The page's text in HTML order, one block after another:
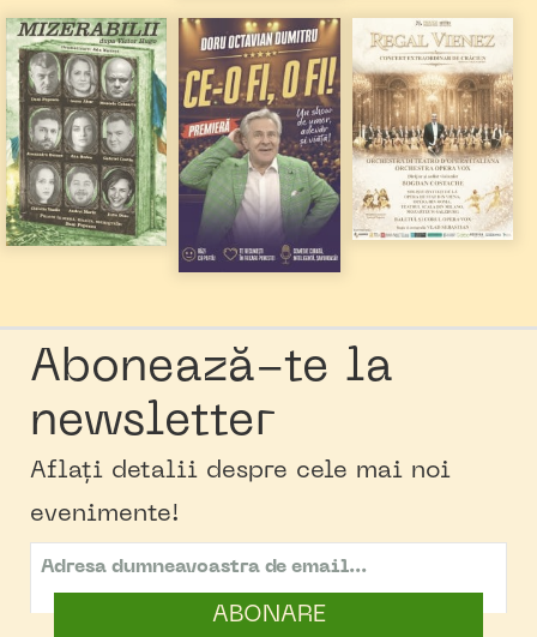
Abonează-te la
newsletter
Aflați detalii despre cele mai noi
evenimente!
ABONARE